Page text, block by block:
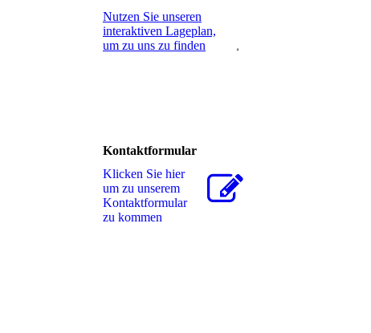
Nutzen Sie unseren
interaktiven La­ge­plan,
um zu uns zu finden
Kontaktformular
Klicken Sie hier
um zu unserem
Kon­takt­for­mu­lar
zu kommen